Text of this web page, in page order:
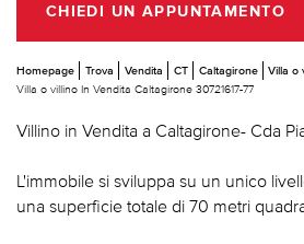
CHIEDI UN APPUNTAMENTO
Homepage Trova Vendita CT Caltagirone
Villa o
Villa o villino In Vendita Caltagirone 30721617-77
Villino in Vendita a Caltagirone- Cda
L'immobile si sviluppa su un unico
una superficie totale di 70 metri